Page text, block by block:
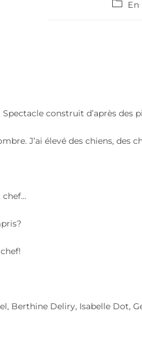
Spectacle construit d’après des
J’ai élevé des chiens, des
chef…
Berthine Deliry, Isabelle Dot,